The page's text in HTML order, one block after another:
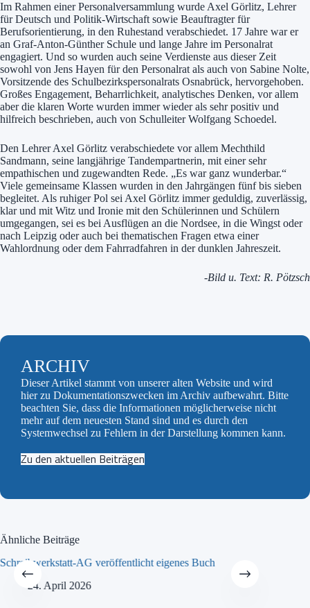
Im Rahmen einer Personalversammlung wurde Axel Görlitz, Lehrer
für Deutsch und Politik-Wirtschaft sowie Beauftragter für
Berufsorientierung, in den Ruhestand verabschiedet. 17 Jahre war er
an Graf-Anton-Günther Schule und lange Jahre im Personalrat
engagiert. Und so wurden auch seine Verdienste aus dieser Zeit
sowohl von Jens Hayen für den Personalrat als auch von Sabine Nolte,
Vorsitzende des Schulbezirkspersonalrats Osnabrück, hervorgehoben.
Großes Engagement, Beharrlichkeit, analytisches Denken, vor allem
aber die klaren Worte wurden immer wieder als sehr positiv und
hilfreich beschrieben, auch von Schulleiter Wolfgang Schoedel.
Den Lehrer Axel Görlitz verabschiedete vor allem Mechthild
Sandmann, seine langjährige Tandempartnerin, mit einer sehr
empathischen und zugewandten Rede. „Es war ganz wunderbar.“
Viele gemeinsame Klassen wurden in den Jahrgängen fünf bis sieben
begleitet. Als ruhiger Pol sei Axel Görlitz immer geduldig, zuverlässig,
klar und mit Witz und Ironie mit den Schülerinnen und Schülern
umgegangen, sei es bei Ausflügen an die Nordsee, in die Wingst oder
nach Leipzig oder auch bei thematischen Fragen etwa einer
Wahlordnung oder dem Fahrradfahren in der dunklen Jahreszeit.
-Bild u. Text: R. Pötzsch
ARCHIV
Dieser Artikel stammt von unserer alten Website und wird
hier zu Dokumentationszwecken im Archiv aufbewahrt. Bitte
beachten Sie, dass die Informationen möglicherweise nicht
mehr auf dem neuesten Stand sind und es durch den
Systemwechsel zu Fehlern in der Darstellung kommen kann.
Zu den aktuellen Beiträgen
Ähnliche Beiträge
Schreibwerkstatt-AG veröffentlicht eigenes Buch
24. April 2026